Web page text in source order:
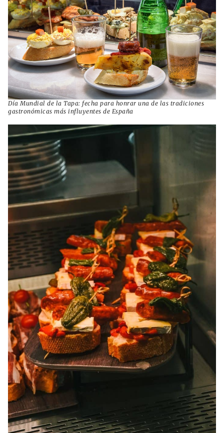
Día Mundial de la Tapa: fecha para honrar una de las tradiciones
gastronómicas más influyentes de España